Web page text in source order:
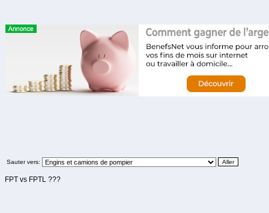
Sauter vers:
FPT vs FPTL ???